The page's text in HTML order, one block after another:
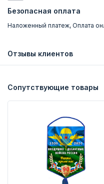
Безопасная оплата
Наложенный платеж, Оплата
Отзывы клиентов
Сопутствующие товары